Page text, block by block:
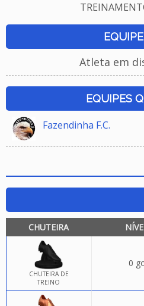
Atleta em
EQUIPES
Fazendinha F.C.
CHUTEIRA
CHUTEIRA DE
TREINO
0